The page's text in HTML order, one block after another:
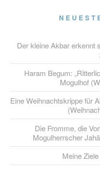
Der kleine Akbar erkennt
Haram Begum:
Mogulhof
Eine Weihnachtskrippe für
Die Fromme, die
Mogulherrscher
Meine